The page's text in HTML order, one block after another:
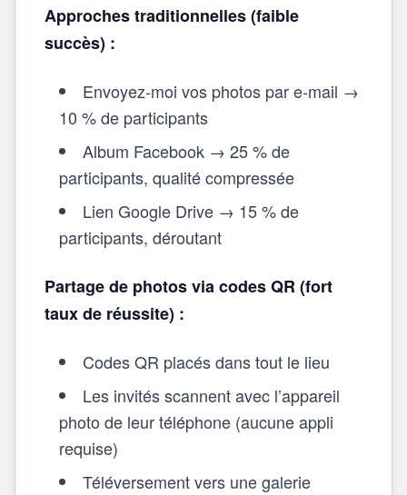
Approches traditionnelles (faible
succès) :
Envoyez‑moi vos photos par e‑mail →
10 % de participants
Album Facebook → 25 % de
participants, qualité compressée
Lien Google Drive → 15 % de
participants, déroutant
Partage de photos via codes QR (fort
taux de réussite) :
Codes QR placés dans tout le lieu
Les invités scannent avec l’appareil
photo de leur téléphone (aucune appli
requise)
Téléversement vers une galerie